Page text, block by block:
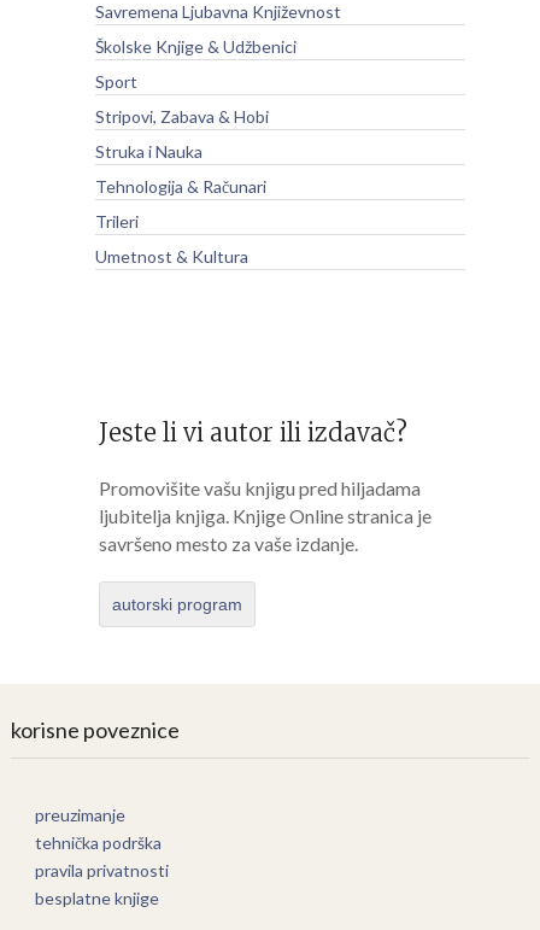
Savremena Ljubavna Književnost
Školske Knjige & Udžbenici
Sport
Stripovi, Zabava & Hobi
Struka i Nauka
Tehnologija & Računari
Trileri
Umetnost & Kultura
Jeste li vi autor ili izdavač?
Promovišite vašu knjigu pred hiljadama
ljubitelja knjiga. Knjige Online stranica je
savršeno mesto za vaše izdanje.
autorski program
korisne poveznice
preuzimanje
tehnička podrška
pravila privatnosti
besplatne knjige